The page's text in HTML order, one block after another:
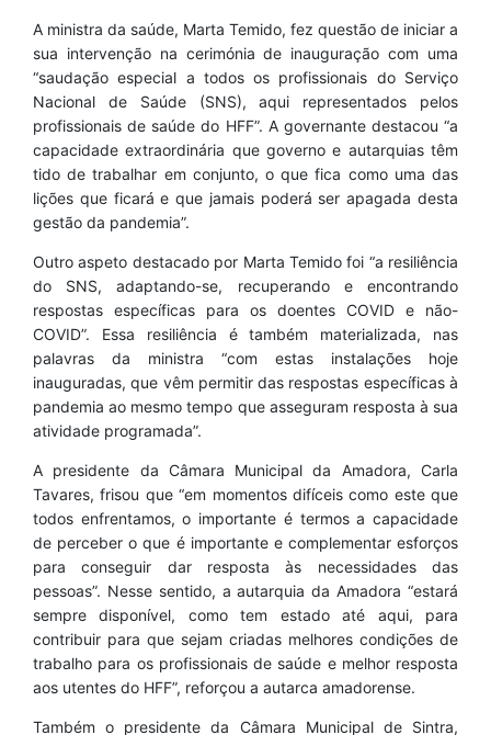
A ministra da saúde, Marta Temido, fez questão de iniciar a
sua intervenção na cerimónia de inauguração com uma
“saudação especial a todos os profissionais do Serviço
Nacional de Saúde (SNS), aqui representados pelos
profissionais de saúde do HFF”. A governante destacou “a
capacidade extraordinária que governo e autarquias têm
tido de trabalhar em conjunto, o que fica como uma das
lições que ficará e que jamais poderá ser apagada desta
gestão da pandemia”.
Outro aspeto destacado por Marta Temido foi “a resiliência
do SNS, adaptando-se, recuperando e encontrando
respostas específicas para os doentes COVID e não-
COVID”. Essa resiliência é também materializada, nas
palavras da ministra “com estas instalações hoje
inauguradas, que vêm permitir das respostas específicas à
pandemia ao mesmo tempo que asseguram resposta à sua
atividade programada”.
A presidente da Câmara Municipal da Amadora, Carla
Tavares, frisou que “em momentos difíceis como este que
todos enfrentamos, o importante é termos a capacidade
de perceber o que é importante e complementar esforços
para conseguir dar resposta às necessidades das
pessoas”. Nesse sentido, a autarquia da Amadora “estará
sempre disponível, como tem estado até aqui, para
contribuir para que sejam criadas melhores condições de
trabalho para os profissionais de saúde e melhor resposta
aos utentes do HFF”, reforçou a autarca amadorense.
Também o presidente da Câmara Municipal de Sintra,